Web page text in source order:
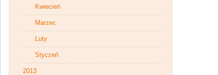
Kwiecień
Marzec
Luty
Styczeń
2013